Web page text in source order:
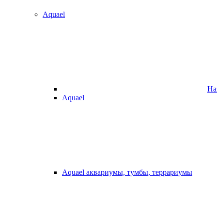
Aquael
Aquael
Aquael аквариумы, тумбы, террариумы